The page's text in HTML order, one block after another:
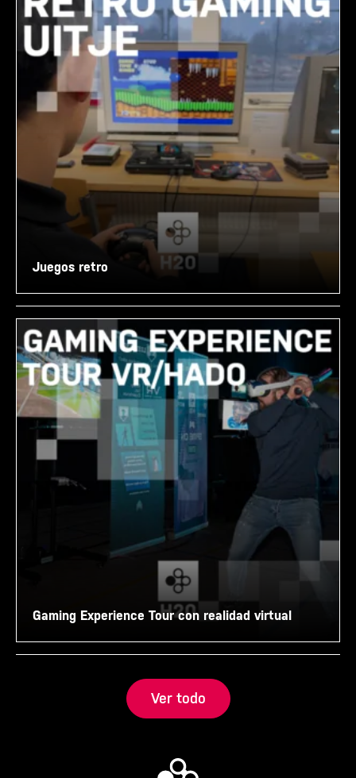
Juegos retro
Gaming Experience Tour con realidad virtual
Ver todo